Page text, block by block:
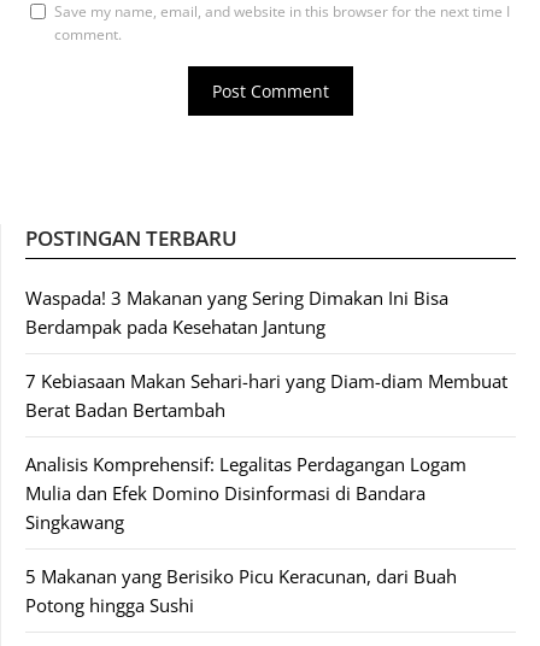
Save my name, email, and website in this browser for the next time I
comment.
POSTINGAN TERBARU
Waspada! 3 Makanan yang Sering Dimakan Ini Bisa
Berdampak pada Kesehatan Jantung
7 Kebiasaan Makan Sehari-hari yang Diam-diam Membuat
Berat Badan Bertambah
Analisis Komprehensif: Legalitas Perdagangan Logam
Mulia dan Efek Domino Disinformasi di Bandara
Singkawang
5 Makanan yang Berisiko Picu Keracunan, dari Buah
Potong hingga Sushi